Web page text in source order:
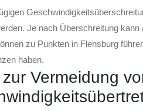
Je nach Überschreitung
zu Punkten in Flensburg
haben.
Vermeidung